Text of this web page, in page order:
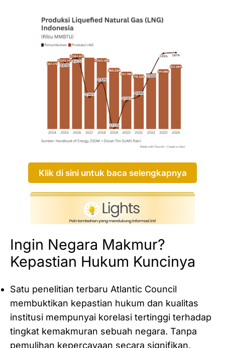
Klik di sini untuk baca selengkapnya
Ingin Negara Makmur?
Kepastian Hukum Kuncinya
Satu penelitian terbaru Atlantic Council
membuktikan kepastian hukum dan kualitas
institusi mempunyai korelasi tertinggi terhadap
tingkat kemakmuran sebuah negara. Tanpa
pemulihan kepercayaan secara signifikan,